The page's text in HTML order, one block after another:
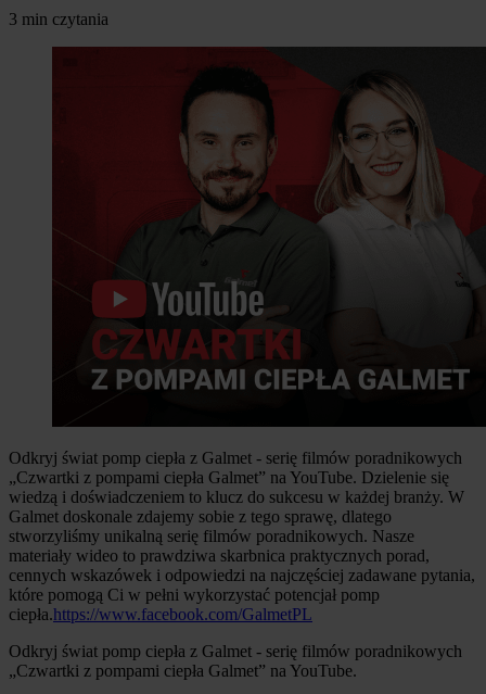
3 min czytania
Odkryj świat pomp ciepła z Galmet - serię filmów poradnikowych
„Czwartki z pompami ciepła Galmet” na YouTube. Dzielenie się
wiedzą i doświadczeniem to klucz do sukcesu w każdej branży. W
Galmet doskonale zdajemy sobie z tego sprawę, dlatego
stworzyliśmy unikalną serię filmów poradnikowych. Nasze
materiały wideo to prawdziwa skarbnica praktycznych porad,
cennych wskazówek i odpowiedzi na najczęściej zadawane pytania,
które pomogą Ci w pełni wykorzystać potencjał pomp
ciepła.https://www.facebook.com/GalmetPL
Odkryj świat pomp ciepła z Galmet - serię filmów poradnikowych
„Czwartki z pompami ciepła Galmet” na YouTube.